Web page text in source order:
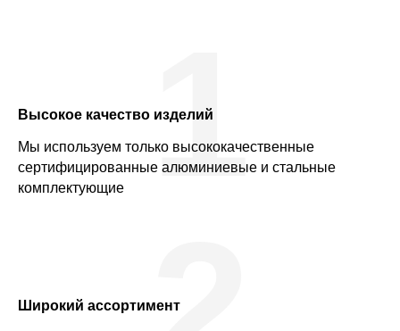
Высокое качество изделий
Мы используем только высококачественные
сертифицированные алюминиевые и стальные
комплектующие
1
Широкий ассортимент